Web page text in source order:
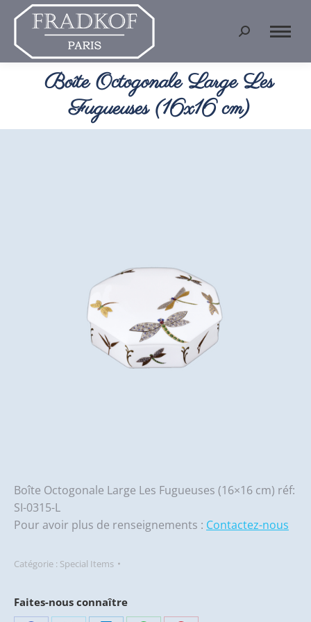
Recherche
Boîte Octogonale Large Les
Fugueuses (16x16 cm)
Vous êtes ici :
Boîte Octogonale Large Les Fugueuses (16×16 cm) réf:
SI-0315-L
Pour avoir plus de renseignements : Contactez-nous
Catégorie : Special Items
Faites-nous connaître